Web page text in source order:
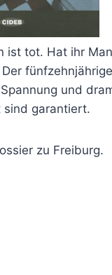
ist tot. Hat ihr
und
sind garantiert.
zu Freiburg.